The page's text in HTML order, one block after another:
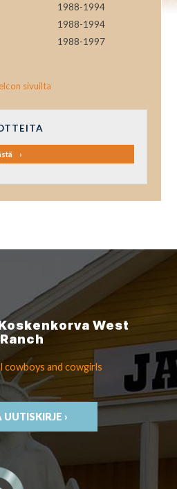
1988-1994
1988-1994
1988-1997
sivuilta
West
Ranch
cowboys and cowgirls
›